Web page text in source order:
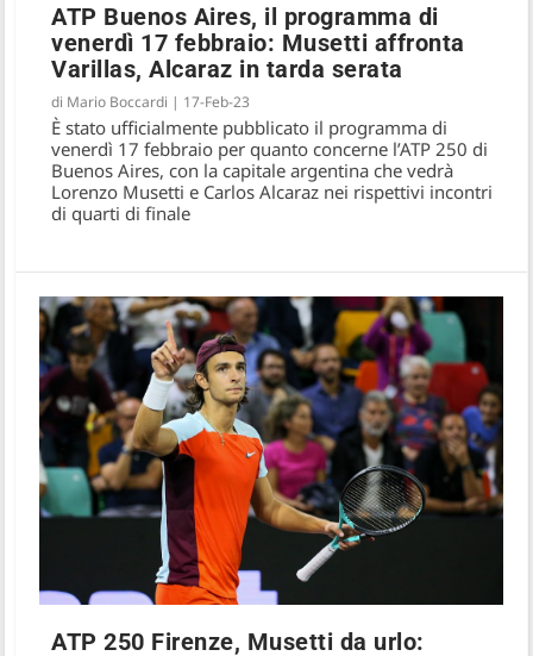
ATP Buenos Aires, il programma di
venerdì 17 febbraio: Musetti affronta
Varillas, Alcaraz in tarda serata
di Mario Boccardi | 17-Feb-23
È stato ufficialmente pubblicato il programma di
venerdì 17 febbraio per quanto concerne l’ATP 250 di
Buenos Aires, con la capitale argentina che vedrà
Lorenzo Musetti e Carlos Alcaraz nei rispettivi incontri
di quarti di finale
ATP 250 Firenze, Musetti da urlo: